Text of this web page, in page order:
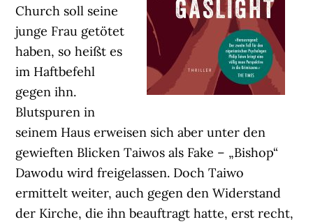
Church soll seine
junge Frau getötet
haben, so heißt es
im Haftbefehl
gegen ihn.
Blutspuren in
seinem Haus erweisen sich aber unter den
gewieften Blicken Taiwos als Fake – „Bishop“
Dawodu wird freigelassen. Doch Taiwo
ermittelt weiter, auch gegen den Widerstand
der Kirche, die ihn beauftragt hatte, erst recht,